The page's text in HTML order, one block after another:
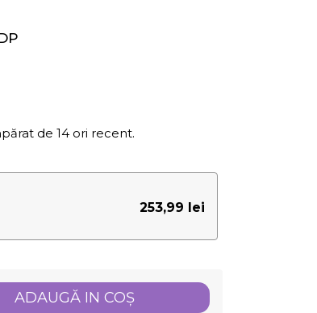
de 14 ori recent.
253,99 lei
ADAUGĂ IN COŞ